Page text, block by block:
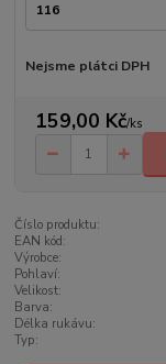
Nejsme plátci DPH
159,00 Kč/ks
Číslo produktu:
EAN kód:
Výrobce:
Pohlaví:
Velikost:
Barva:
Délka rukávu:
Typ: